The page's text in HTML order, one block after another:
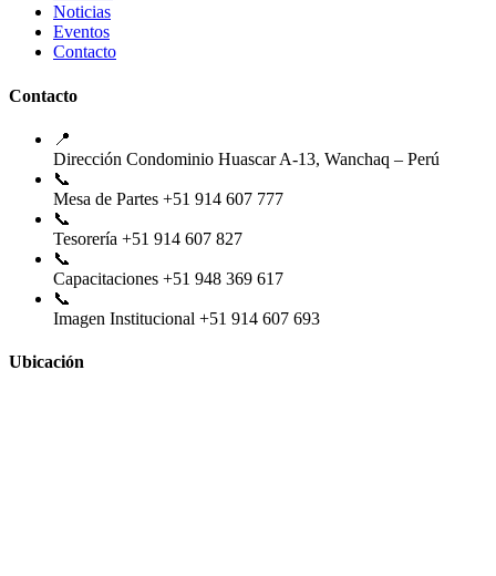
Noticias
Eventos
Contacto
Contacto
📍
Dirección Condominio Huascar A-13, Wanchaq – Perú
📞
Mesa de Partes +51 914 607 777
📞
Tesorería +51 914 607 827
📞
Capacitaciones +51 948 369 617
📞
Imagen Institucional +51 914 607 693
Ubicación